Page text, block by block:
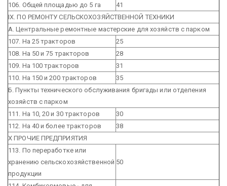
106. Общей площадью до 5 га
41
IX. ПО РЕМОНТУ СЕЛЬСКОХОЗЯЙСТВЕННОЙ ТЕХНИКИ
А. Центральные ремонтные мастерские для хозяйств с парком
107. На 25 тракторов
25
108. На 50 и 75 тракторов
28
109. На 100 тракторов
31
110. На 150 и 200 тракторов
35
Б. Пункты технического обслуживания бригады или отделения
хозяйств с парком
111. На 10, 20 и 30 тракторов
30
112. На 40 и более тракторов
38
X ПРОЧИЕ ПРЕДПРИЯТИЯ
113. По переработке или
хранению сельскохозяйственной
продукции
50